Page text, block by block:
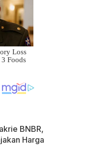
BNBR,
Harga